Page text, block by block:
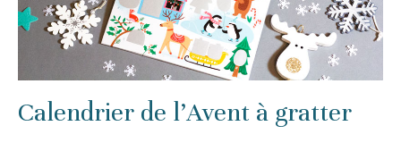
Calendrier de l’Avent à gratter